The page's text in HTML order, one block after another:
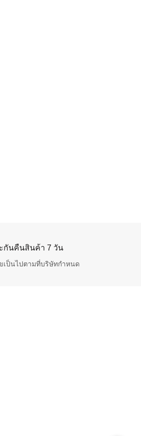
กันคืนสินค้า 7 วัน
เป็นไปตามที่บริษัทกำหนด